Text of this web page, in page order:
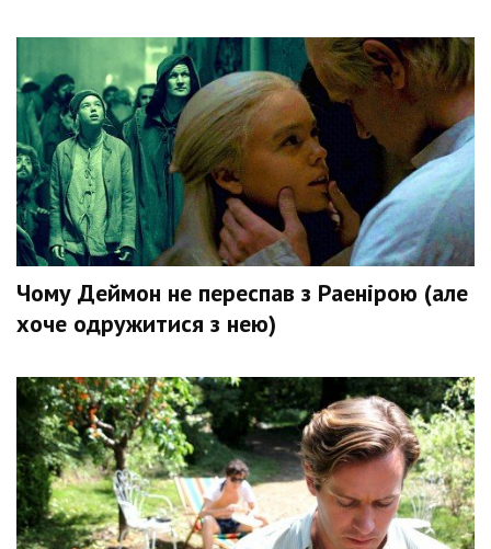
Чому Деймон не переспав з Раенірою (але
хоче одружитися з нею)